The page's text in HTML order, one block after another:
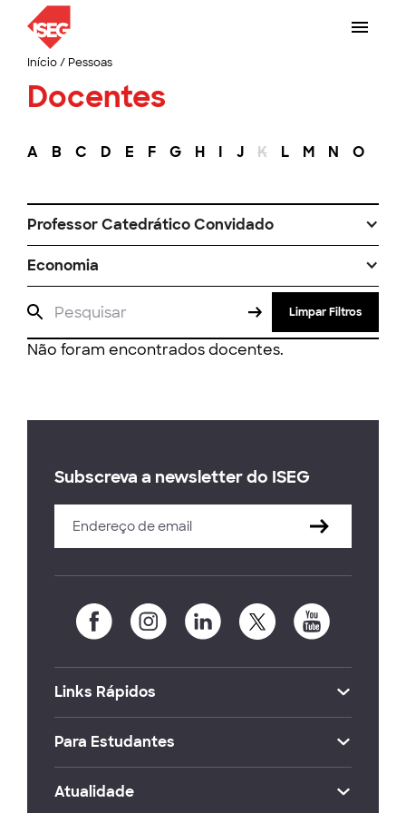
Início/ Pessoas
Docentes
A B C D E F G H I J K L M N O
Professor Catedrático Convidado
Economia
Limpar Filtros
Não foram encontrados docentes.
Subscreva a newsletter do ISEG
Links Rápidos
Para Estudantes
Atualidade